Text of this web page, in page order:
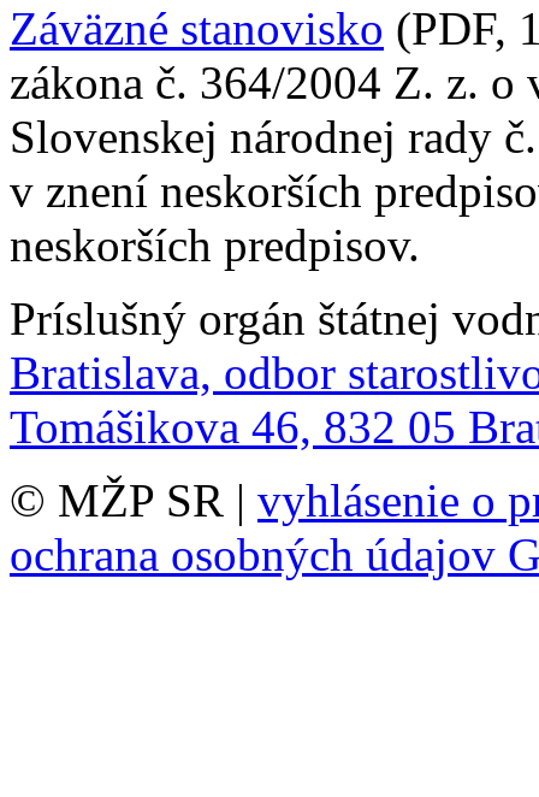
Záväzné stanovisko (PDF,
zákona č. 364/2004 Z. z. o
Slovenskej národnej rady
v znení neskorších
neskorších predpisov.
Príslušný orgán štátnej
Bratislava, odbor
Tomášikova 46, 832 05
© MŽP SR | vyhlásenie o
ochrana osobných údajov